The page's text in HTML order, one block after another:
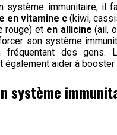
système immunitaire, il
en vitamine c (kiwi,
rouge) et en allicine (ail,
son système
des gens.
également aider à booster
système